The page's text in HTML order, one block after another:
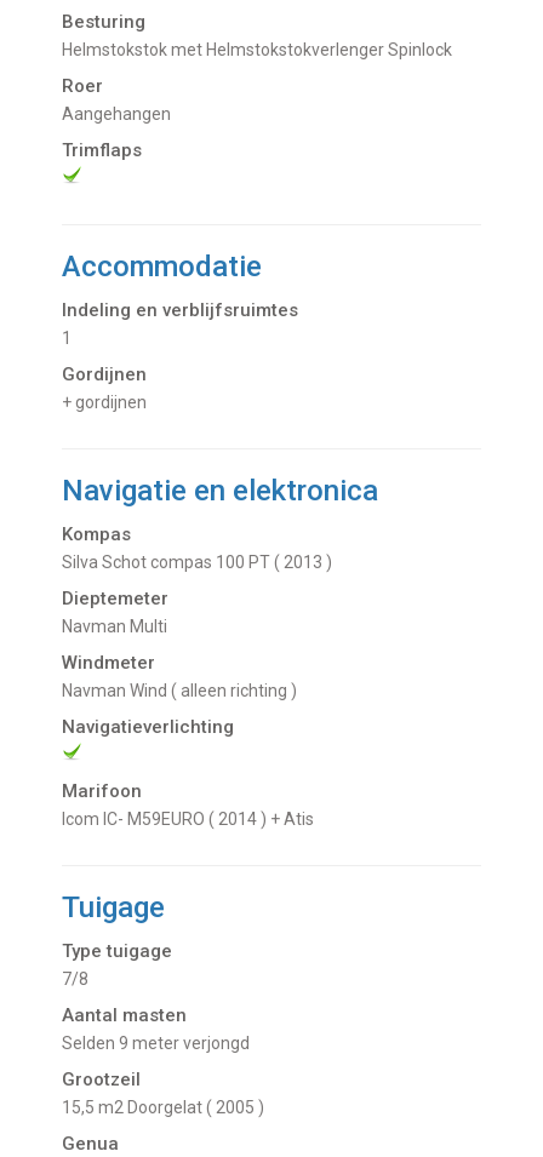
Besturing
Helmstokstok met Helmstokstokverlenger Spinlock
Roer
Aangehangen
Trimflaps
Accommodatie
Indeling en verblijfsruimtes
1
Gordijnen
+ gordijnen
Navigatie en elektronica
Kompas
Silva Schot compas 100 PT ( 2013 )
Dieptemeter
Navman Multi
Windmeter
Navman Wind ( alleen richting )
Navigatieverlichting
Marifoon
Icom IC- M59EURO ( 2014 ) + Atis
Tuigage
Type tuigage
7/8
Aantal masten
Selden 9 meter verjongd
Grootzeil
15,5 m2 Doorgelat ( 2005 )
Genua